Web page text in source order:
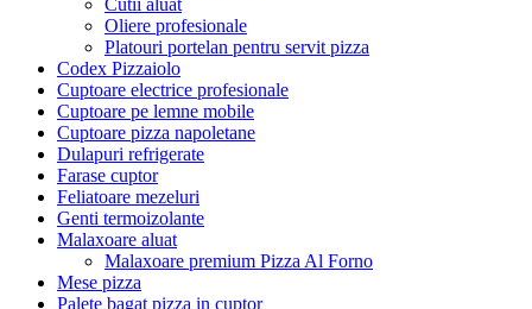
Cutii aluat
Oliere profesionale
Platouri portelan pentru servit pizza
Codex Pizzaiolo
Cuptoare electrice profesionale
Cuptoare pe lemne mobile
Cuptoare pizza napoletane
Dulapuri refrigerate
Farase cuptor
Feliatoare mezeluri
Genti termoizolante
Malaxoare aluat
Malaxoare premium Pizza Al Forno
Mese pizza
Palete bagat pizza in cuptor